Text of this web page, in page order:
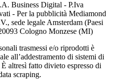
Business Digital - P.Iva
- Per la pubblicità Mediamond
sede legale Amsterdam (Paesi
Cologno Monzese (MI)
trasmessi e/o riprodotti è
all’addestramento di sistemi di
altresì fatto divieto espresso di
scraping.